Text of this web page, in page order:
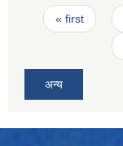
Pages
« first
अन्य